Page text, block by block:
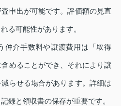
申出が可能です。評価額の見直
る可能性があります。
仲介手数料や譲渡費用は「取得
めることができ、それにより譲
らせる場合があります。詳細は
録と領収書の保存が重要です。